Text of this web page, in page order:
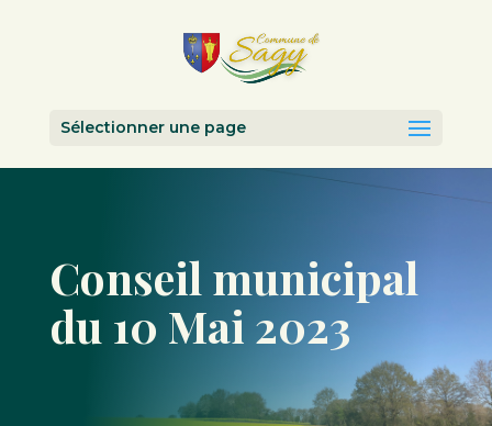
Sélectionner une page
Conseil municipal
du 10 Mai 2023